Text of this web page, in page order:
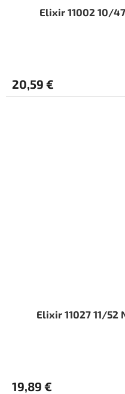
Elixir 11002 10/
20,59 €
Elixir 11027 11/52
19,89 €